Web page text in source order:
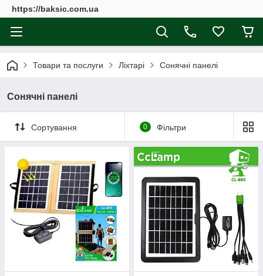
https://baksic.com.ua
Товари та послуги Ліхтарі Сонячні панелі
Сонячні панелі
Сортування 0 Фільтри